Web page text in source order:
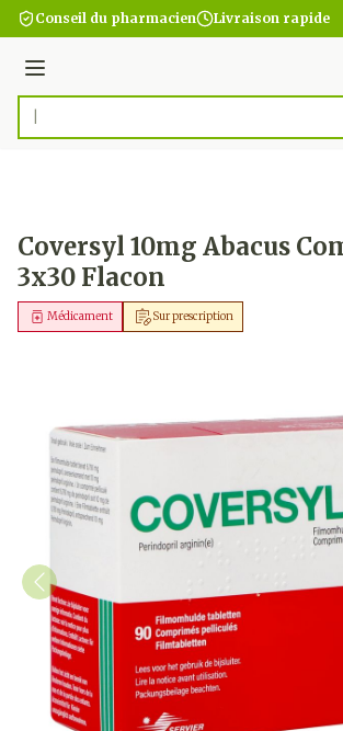
Aller au contenu
Conseil du pharmacien Livraison rapide
Menu
Rechercher
Coversyl 10mg Abacus
3x30 Flacon
Sur prescription
Médicament